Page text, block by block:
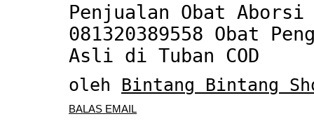
Penjualan Obat Aborsi
081320389558 Obat
Asli di Tuban COD
oleh Bintang Bintang
BALAS EMAIL